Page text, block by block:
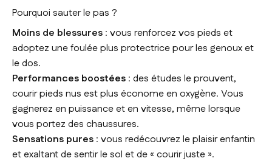
Pourquoi sauter le pas ?
Moins de blessures : vous renforcez vos pieds et
adoptez une foulée plus protectrice pour les genoux et
le dos.
Performances boostées : des études le prouvent,
courir pieds nus est plus économe en oxygène. Vous
gagnerez en puissance et en vitesse, même lorsque
vous portez des chaussures.
Sensations pures : vous redécouvrez le plaisir enfantin
et exaltant de sentir le sol et de « courir juste ».